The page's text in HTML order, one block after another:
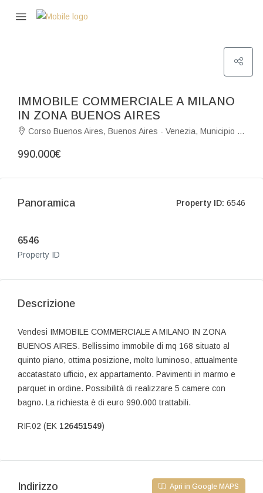
IMMOBILE COMMERCIALE A MILANO
IN ZONA BUENOS AIRES
Corso Buenos Aires, Buenos Aires - Venezia, Municipio 3, Milano, Lombardia, 20124, Italia
990.000€
Panoramica Property ID: 6546
6546
Property ID
Descrizione
Vendesi IMMOBILE COMMERCIALE A MILANO IN ZONA
BUENOS AIRES. Bellissimo immobile di mq 168 situato al
quinto piano, ottima posizione, molto luminoso, attualmente
accatastato ufficio, ex appartamento. Pavimenti in marmo e
parquet in ordine. Possibilità di realizzare 5 camere con
bagno. La richiesta è di euro 990.000 trattabili.
RIF.02 (EK 126451549)
Indirizzo Apri in Google MAPS